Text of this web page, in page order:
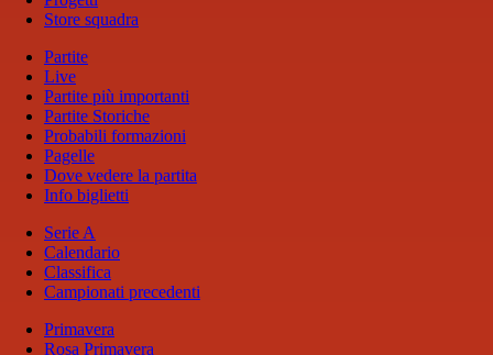
Store squadra
Partite
Live
Partite più importanti
Partite Storiche
Probabili formazioni
Pagelle
Dove vedere la partita
Info biglietti
Serie A
Calendario
Classifica
Campionati precedenti
Primavera
Rosa Primavera